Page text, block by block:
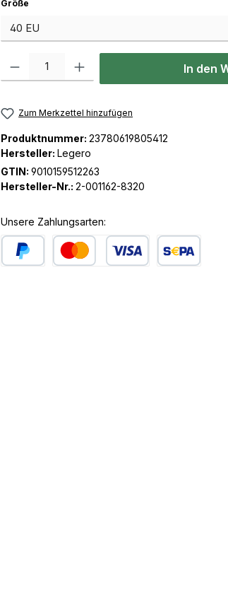
Größeauswählen
Produkt Anzahl: Gib den gewünschten Wert
In den
Zum Merkzettel hinzufügen
Produktnummer: 23780619805412
Hersteller: Legero
GTIN: 9010159512263
Hersteller-Nr.: 2-001162-8320
Unsere Zahlungsarten: